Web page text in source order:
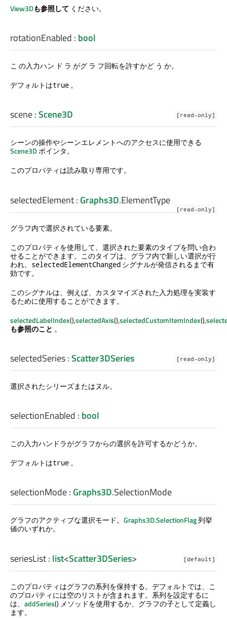
View3Dも参照して ください。
rotationEnabled : bool
こ の入力ハン ド ラ がグ ラ フ回転を許すかど う か。
デフォルトはtrue 。
scene:Scene3D [read-only]
シーンの操作やシーンエレメントへのアクセスに使用できる
Scene3Dポインタ。
このプロパティは読み取り専用です。
selectedElement: Graphs3D.ElementType
[read-only]
グラフ内で選択されている要素。
このプロパティを使用して、選択された要素のタイプを問い合わ
せることができます。このタイプは、グラフ内で新しい選択が行
われ、 selectedElementChanged シグナルが発信されるまで有
効です。
このシグナルは、例えば、カスタマイズされた入力処理を実装す
るために使用することができます。
selectedLabelIndex(),selectedAxis(),selectedCustomItemIndex(),
も参照のこと 。
selectedSeries:Scatter3DSeries [read-only]
選択されたシリーズまたはヌル。
selectionEnabled : bool
この入力ハンドラがグラフからの選択を許可するかどうか。
デフォルトはtrue 。
selectionMode: Graphs3D.SelectionMode
グラフのアクティブな選択モード。 Graphs3D.SelectionFlag列挙
値のいずれか。
seriesList: list<Scatter3DSeries> [default]
このプロパティはグラフの系列を保持する。デフォルトでは、こ
のプロパティには空のリストが含まれます。系列を設定するに
は、 addSeries() メソッドを使用するか、グラフの子として定義し
ます。